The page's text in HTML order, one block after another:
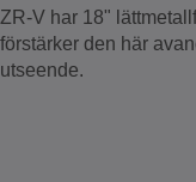
ZR-V har 18"
förstärker den här
utseende.